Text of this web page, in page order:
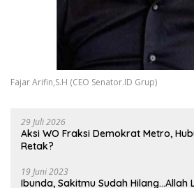
Fajar Arifin,S.H (CEO Senator.ID Grup)
29 Juli 2026
Aksi WO Fraksi Demokrat Metro,
Retak?
19 Juni 2023
Ibunda, Sakitmu Sudah Hilang…Allah